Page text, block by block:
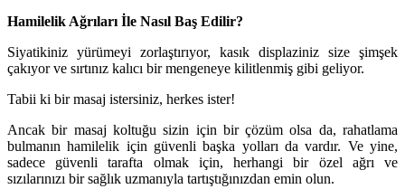
Hamilelik Ağrıları İle Nasıl Baş Edilir?
Siyatikiniz yürümeyi zorlaştırıyor, kasık displaziniz size şimşek
çakıyor ve sırtınız kalıcı bir mengeneye kilitlenmiş gibi geliyor.
Tabii ki bir masaj istersiniz, herkes ister!
Ancak bir masaj koltuğu sizin için bir çözüm olsa da, rahatlama
bulmanın hamilelik için güvenli başka yolları da vardır. Ve yine,
sadece güvenli tarafta olmak için, herhangi bir özel ağrı ve
sızılarınızı bir sağlık uzmanıyla tartıştığınızdan emin olun.